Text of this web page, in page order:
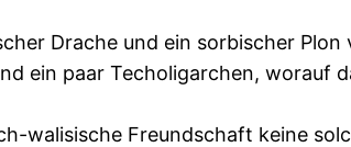
Drache und ein sorbischer
ein paar Techoligarchen, worauf
walisische Freundschaft keine